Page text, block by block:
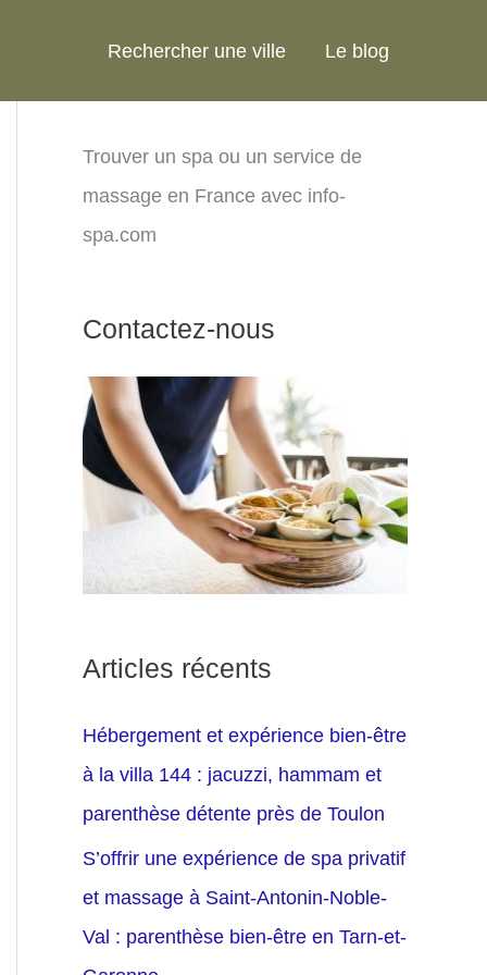
Rechercher une ville Le blog
Trouver un spa ou un service de
massage en France avec info-
spa.com
Contactez-nous
Articles récents
Hébergement et expérience bien-être
à la villa 144 : jacuzzi, hammam et
parenthèse détente près de Toulon
S’offrir une expérience de spa privatif
et massage à Saint-Antonin-Noble-
Val : parenthèse bien-être en Tarn-et-